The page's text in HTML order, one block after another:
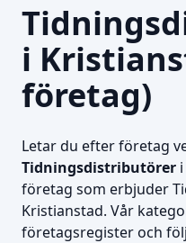
i
företag)
Letar du efter företag
Tidningsdistributörer i
företag som erbjuder
Kristianstad. Vår
företagsregister och